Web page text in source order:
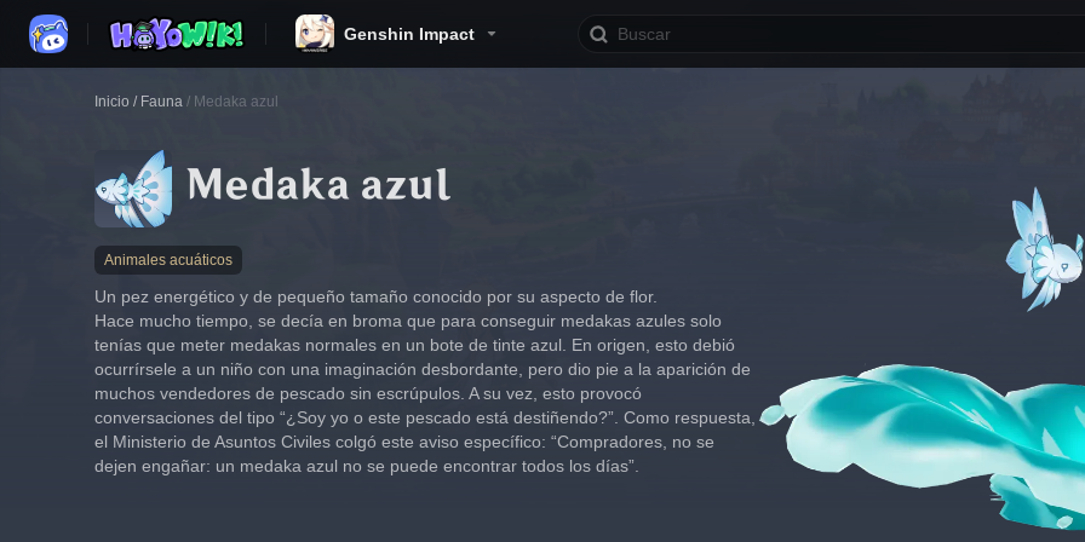
Genshin Impact
Inicio / Fauna / Medaka azul
Medaka azul
Animales acuáticos
Un pez energético y de pequeño tamaño conocido por su aspecto de flor.
Hace mucho tiempo, se decía en broma que para conseguir medakas azules solo
tenías que meter medakas normales en un bote de tinte azul. En origen, esto debió
ocurrírsele a un niño con una imaginación desbordante, pero dio pie a la aparición de
muchos vendedores de pescado sin escrúpulos. A su vez, esto provocó
conversaciones del tipo “¿Soy yo o este pescado está destiñendo?”. Como respuesta,
el Ministerio de Asuntos Civiles colgó este aviso específico: “Compradores, no se
dejen engañar: un medaka azul no se puede encontrar todos los días”.